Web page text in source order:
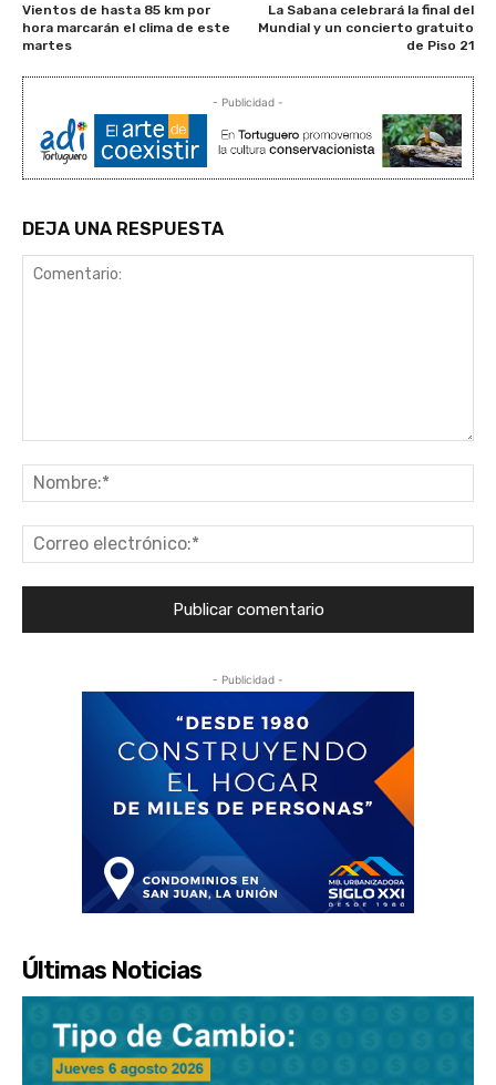
Vientos de hasta 85 km por
hora marcarán el clima de este
martes
La Sabana celebrará la final del
Mundial y un concierto gratuito
de Piso 21
- Publicidad -
DEJA UNA RESPUESTA
- Publicidad -
Últimas Noticias